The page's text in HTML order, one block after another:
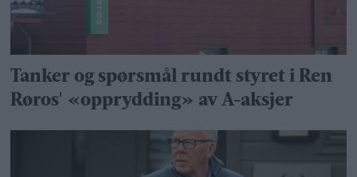
Tanker og spørsmål rundt styret i Ren
Røros' «opprydding» av A-aksjer